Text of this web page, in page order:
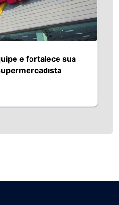
e fortalece sua